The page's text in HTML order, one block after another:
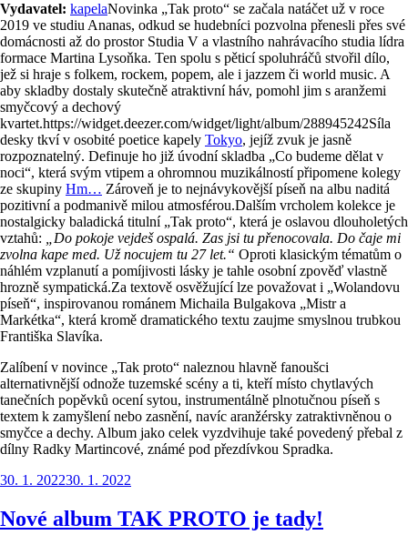
Vydavatel: kapelaNovinka „Tak proto“ se začala natáčet už v roce
2019 ve studiu Ananas, odkud se hudebníci pozvolna přenesli přes své
domácnosti až do prostor Studia V a vlastního nahrávacího studia lídra
formace Martina Lysoňka. Ten spolu s pěticí spoluhráčů stvořil dílo,
jež si hraje s folkem, rockem, popem, ale i jazzem či world music. A
aby skladby dostaly skutečně atraktivní háv, pomohl jim s aranžemi
smyčcový a dechový
kvartet.https://widget.deezer.com/widget/light/album/288945242Síla
desky tkví v osobité poetice kapely Tokyo, jejíž zvuk je jasně
rozpoznatelný. Definuje ho již úvodní skladba „Co budeme dělat v
noci“, která svým vtipem a ohromnou muzikálností připomene kolegy
ze skupiny Hm… Zároveň je to nejnávykovější píseň na albu naditá
pozitivní a podmanivě milou atmosférou.Dalším vrcholem kolekce je
nostalgicky baladická titulní „Tak proto“, která je oslavou dlouholetých
vztahů:
„Do pokoje vejdeš ospalá. Zas jsi tu přenocovala. Do čaje mi
zvolna kape med. Už nocujem tu 27 let.“ Oproti klasickým tématům o
náhlém vzplanutí a pomíjivosti lásky je tahle osobní zpověď vlastně
hrozně sympatická.Za textově osvěžující lze považovat i „Wolandovu
píseň“, inspirovanou románem Michaila Bulgakova „Mistr a
Markétka“, která kromě dramatického textu zaujme smyslnou trubkou
Františka Slavíka.
Zalíbení v novince „Tak proto“ naleznou hlavně fanoušci
alternativnější odnože tuzemské scény a ti, kteří místo chytlavých
tanečních popěvků ocení sytou, instrumentálně plnotučnou píseň s
textem k zamyšlení nebo zasnění, navíc aranžérsky zatraktivněnou o
smyčce a dechy. Album jako celek vyzdvihuje také povedený přebal z
dílny Radky Martincové, známé pod přezdívkou Spradka.
Publikováno
30. 1. 202230. 1. 2022
Nové album TAK PROTO je tady!